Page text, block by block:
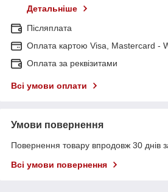
Детальніше
Післяплата
Оплата картою Visa, Mastercard -
Оплата за реквізитами
Всі умови оплати
Умови повернення
Повернення товару впродовж 30 днів
Всі умови повернення